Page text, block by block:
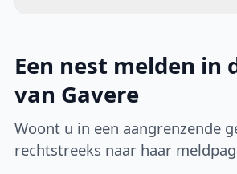
Een nest melden in
van Gavere
Woont u in een aangrenzende
rechtstreeks naar haar